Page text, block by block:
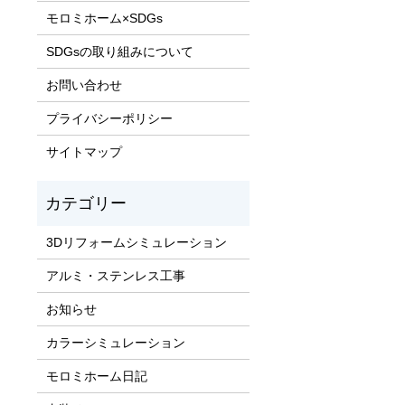
モロミホーム×SDGs
SDGsの取り組みについて
お問い合わせ
プライバシーポリシー
サイトマップ
3Dリフォームシミュレーション
アルミ・ステンレス工事
お知らせ
カラーシミュレーション
モロミホーム日記